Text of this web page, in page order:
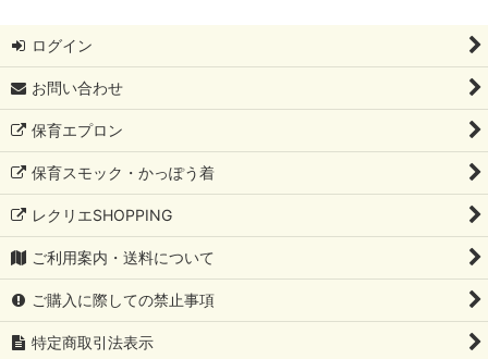
ログイン
お問い合わせ
保育エプロン
保育スモック・かっぽう着
レクリエSHOPPING
ご利用案内・送料について
ご購入に際しての禁止事項
特定商取引法表示